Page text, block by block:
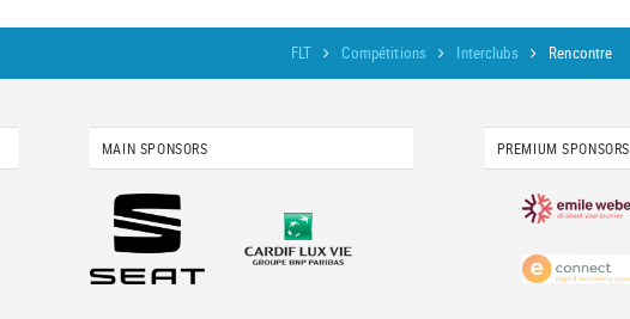
FLT Compétitions Interclubs Rencontre
MAIN SPONSORS PREMIUM SPONSORS